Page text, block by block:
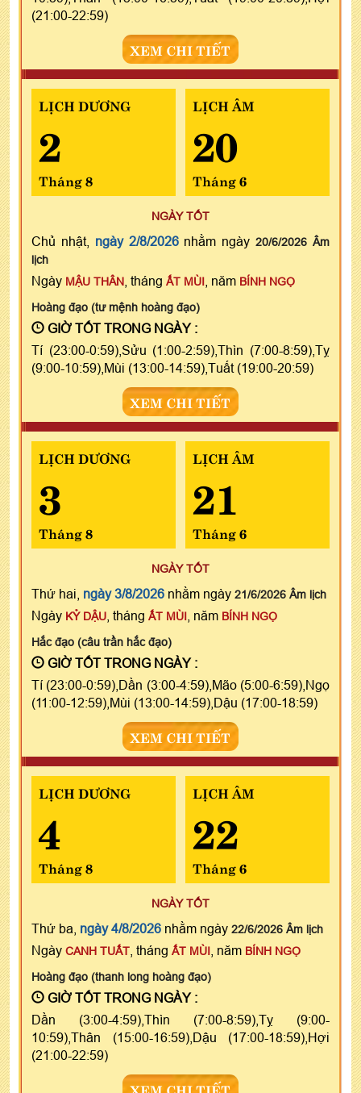
(21:00-22:59)
XEM CHI TIẾT
LỊCH DƯƠNG
2
Tháng 8
LỊCH ÂM
20
Tháng 6
NGÀY TỐT
Chủ nhật, ngày 2/8/2026nhằm ngày20/6/2026 Âm
lịch
Ngày MẬU THÂN , tháng ẤT MÙI , năm BÍNH NGỌ
Hoàng đạo (tư mệnh hoàng đạo)
GIỜ TỐT TRONG NGÀY :
Tí (23:00-0:59),Sửu (1:00-2:59),Thìn (7:00-8:59),Tỵ
(9:00-10:59),Mùi (13:00-14:59),Tuất (19:00-20:59)
XEM CHI TIẾT
LỊCH DƯƠNG
3
Tháng 8
LỊCH ÂM
21
Tháng 6
NGÀY TỐT
Thứ hai, ngày 3/8/2026 nhằm ngày 21/6/2026 Âm lịch
Ngày KỶ DẬU , tháng ẤT MÙI , năm BÍNH NGỌ
Hắc đạo (câu trần hắc đạo)
GIỜ TỐT TRONG NGÀY :
Tí (23:00-0:59),Dần (3:00-4:59),Mão (5:00-6:59),Ngọ
(11:00-12:59),Mùi (13:00-14:59),Dậu (17:00-18:59)
XEM CHI TIẾT
LỊCH DƯƠNG
4
Tháng 8
LỊCH ÂM
22
Tháng 6
NGÀY TỐT
Thứ ba, ngày 4/8/2026 nhằm ngày 22/6/2026 Âm lịch
Ngày CANH TUẤT , tháng ẤT MÙI , năm BÍNH NGỌ
Hoàng đạo (thanh long hoàng đạo)
GIỜ TỐT TRONG NGÀY :
Dần (3:00-4:59),Thìn (7:00-8:59),Tỵ (9:00-
10:59),Thân (15:00-16:59),Dậu (17:00-18:59),Hợi
(21:00-22:59)
XEM CHI TIẾT